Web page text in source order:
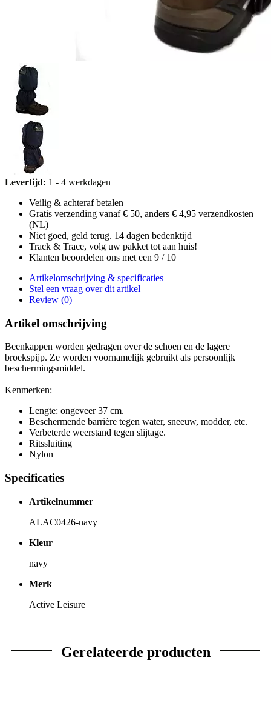
Levertijd: 1 - 4 werkdagen
Veilig & achteraf betalen
Gratis verzending vanaf € 50, anders € 4,95 verzendkosten
(NL)
Niet goed, geld terug. 14 dagen bedenktijd
Track & Trace, volg uw pakket tot aan huis!
Klanten beoordelen ons met een 9 / 10
Artikelomschrijving & specificaties
Stel een vraag over dit artikel
Review (0)
Artikel omschrijving
Beenkappen worden gedragen over de schoen en de lagere
broekspijp. Ze worden voornamelijk gebruikt als persoonlijk
beschermingsmiddel.
Kenmerken:
Lengte: ongeveer 37 cm.
Beschermende barrière tegen water, sneeuw, modder, etc.
Verbeterde weerstand tegen slijtage.
Ritssluiting
Nylon
Specificaties
Artikelnummer
ALAC0426-navy
Kleur
navy
Merk
Active Leisure
Gerelateerde producten